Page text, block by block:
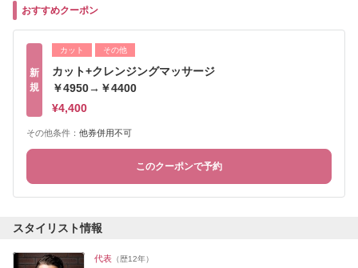
おすすめクーポン
新
規
カット その他
カット+クレンジングマッサージ
￥4950→￥4400
¥4,400
その他条件： 他券併用不可
このクーポンで予約
スタイリスト情報
代表 （歴12年）